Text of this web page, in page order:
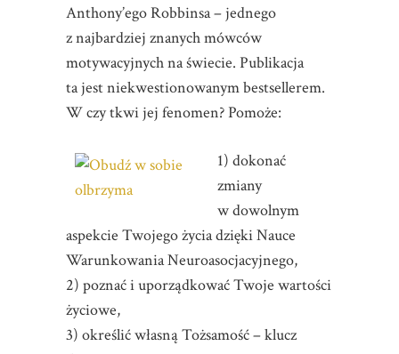
Anthony’ego Robbinsa – jednego
z najbardziej znanych mówców
motywacyjnych na świecie. Publikacja
ta jest niekwestionowanym bestsellerem.
W czy tkwi jej fenomen? Pomoże:
1) dokonać
zmiany
w dowolnym
aspekcie Twojego życia dzięki Nauce
Warunkowania Neuroasocjacyjnego,
2) poznać i uporządkować Twoje wartości
życiowe,
3) określić własną Tożsamość – klucz